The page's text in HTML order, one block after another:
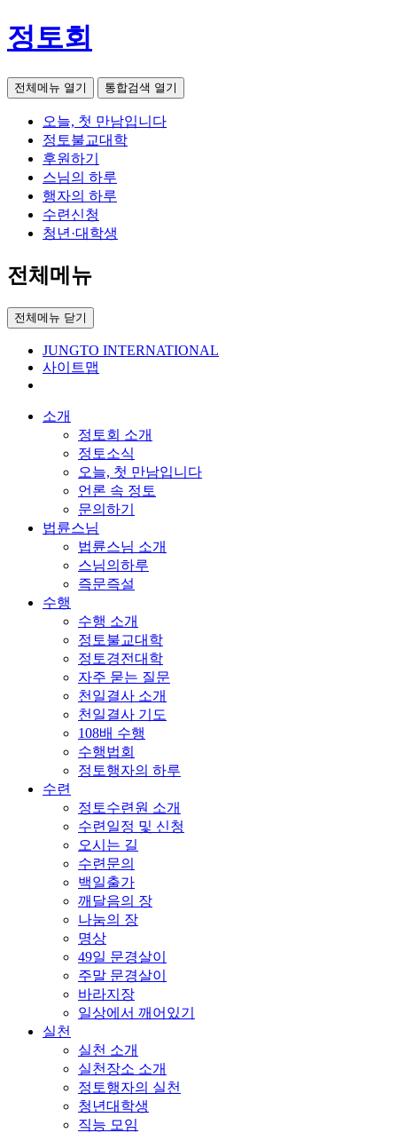
정토회
전체메뉴 열기 통합검색 열기
오늘, 첫 만남입니다
정토불교대학
후원하기
스님의 하루
행자의 하루
수련신청
청년·대학생
전체메뉴
전체메뉴 닫기
JUNGTO INTERNATIONAL
사이트맵
소개
정토회 소개
정토소식
오늘, 첫 만남입니다
언론 속 정토
문의하기
법륜스님
법륜스님 소개
스님의하루
즉문즉설
수행
수행 소개
정토불교대학
정토경전대학
자주 묻는 질문
천일결사 소개
천일결사 기도
108배 수행
수행법회
정토행자의 하루
수련
정토수련원 소개
수련일정 및 신청
오시는 길
수련문의
백일출가
깨달음의 장
나눔의 장
명상
49일 문경살이
주말 문경살이
바라지장
일상에서 깨어있기
실천
실천 소개
실천장소 소개
정토행자의 실천
청년대학생
직능 모임